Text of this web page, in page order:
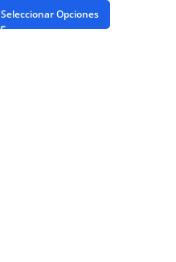
Seleccionar Opciones